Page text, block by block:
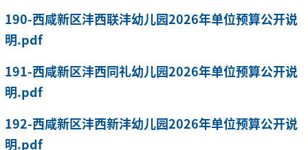
190-西咸新区沣西联沣幼儿园2026年单位预算公开说
明.pdf
191-西咸新区沣西同礼幼儿园2026年单位预算公开说
明.pdf
192-西咸新区沣西新沣幼儿园2026年单位预算公开说
明.pdf